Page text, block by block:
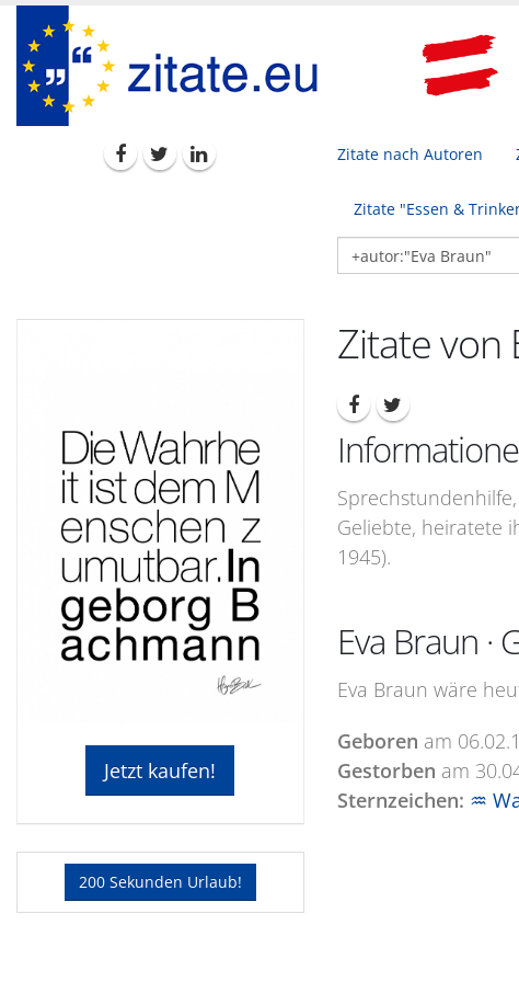
Zitate nach Autoren
Zitate "Essen &
Jetzt kaufen!
200 Sekunden Urlaub!
Zitate von
Geliebte, heiratete
1945).
Eva Braun ·
Eva Braun wäre
Geboren am
Gestorben am
Sternzeichen: ♒